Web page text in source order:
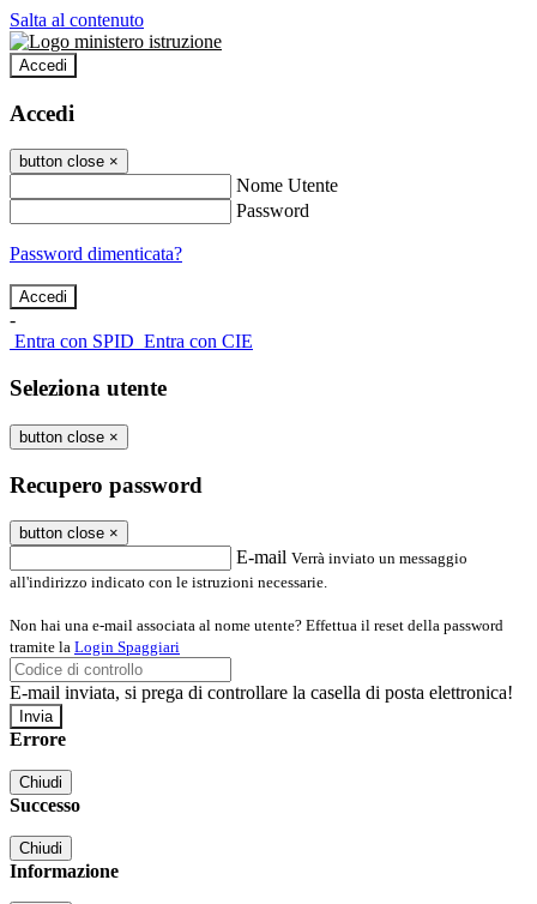
Salta al contenuto
Accedi
Accedi
button close ×
Nome Utente
Password
Password dimenticata?
-
Entra con SPID Entra con CIE
Seleziona utente
button close ×
Recupero password
button close ×
E-mail Verrà inviato un messaggio
all'indirizzo indicato con le istruzioni necessarie.
Non hai una e-mail associata al nome utente? Effettua il reset della password
tramite la Login Spaggiari
E-mail inviata, si prega di controllare la casella di posta elettronica!
Errore
Chiudi
Successo
Chiudi
Informazione